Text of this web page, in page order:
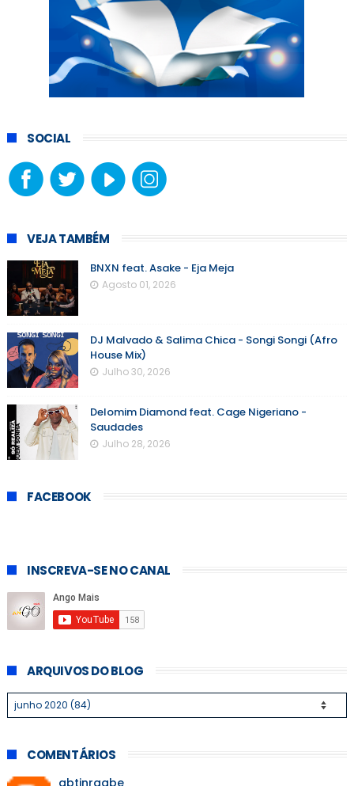
SOCIAL
VEJA TAMBÉM
BNXN feat. Asake - Eja Meja
Agosto 01, 2026
DJ Malvado & Salima Chica - Songi Songi (Afro
House Mix)
Julho 30, 2026
Delomim Diamond feat. Cage Nigeriano -
Saudades
Julho 28, 2026
FACEBOOK
INSCREVA-SE NO CANAL
ARQUIVOS DO BLOG
COMENTÁRIOS